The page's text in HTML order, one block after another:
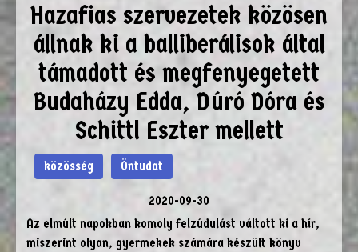
Hazafias szervezetek közösen
állnak ki a balliberálisok által
támadott és megfenyegetett
Budaházy Edda, Dúró Dóra és
Schittl Eszter mellett
közösség Öntudat
2020-09-30
Az elmúlt napokban komoly felzúdulást váltott ki a hír,
miszerint olyan, gyermekek számára készült könyv